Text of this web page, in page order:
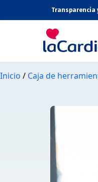
Transparencia
Inicio / Caja de